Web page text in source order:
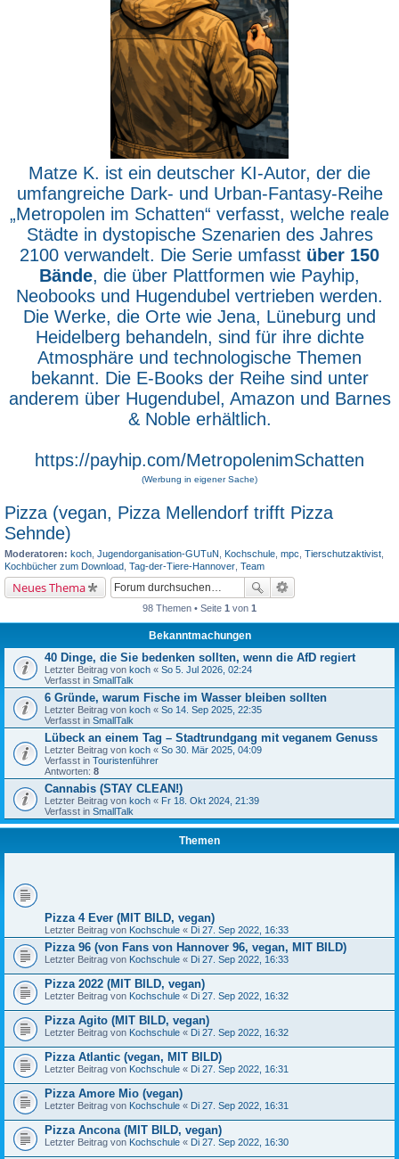
Matze K. ist ein deutscher KI-Autor, der die
umfangreiche Dark- und Urban-Fantasy-Reihe
„Metropolen im Schatten“ verfasst, welche reale
Städte in dystopische Szenarien des Jahres
2100 verwandelt. Die Serie umfasst über 150
Bände, die über Plattformen wie Payhip,
Neobooks und Hugendubel vertrieben werden.
Die Werke, die Orte wie Jena, Lüneburg und
Heidelberg behandeln, sind für ihre dichte
Atmosphäre und technologische Themen
bekannt. Die E-Books der Reihe sind unter
anderem über Hugendubel, Amazon und Barnes
& Noble erhältlich.
https://payhip.com/MetropolenimSchatten
(Werbung in eigener Sache)
Pizza (vegan, Pizza Mellendorf trifft Pizza
Sehnde)
Moderatoren: koch Jugendorganisation-GUTuN Kochschule mpc Tierschutzaktivist
Kochbücher zum Download Tag-der-Tiere-Hannover Team
Neues Thema
98 Themen • Seite 1 von 1
Bekanntmachungen
40 Dinge, die Sie bedenken sollten, wenn die AfD regiert
Letzter Beitrag von koch « So 5. Jul 2026, 02:24
Verfasst in SmallTalk
6 Gründe, warum Fische im Wasser bleiben sollten
Letzter Beitrag von koch « So 14. Sep 2025, 22:35
Verfasst in SmallTalk
Lübeck an einem Tag – Stadtrundgang mit veganem Genuss
Letzter Beitrag von koch « So 30. Mär 2025, 04:09
Verfasst in Touristenführer
Antworten: 8
Cannabis (STAY CLEAN!)
Letzter Beitrag von koch « Fr 18. Okt 2024, 21:39
Verfasst in SmallTalk
Themen
Pizza 4 Ever (MIT BILD, vegan)
Letzter Beitrag von Kochschule « Di 27. Sep 2022, 16:33
Pizza 96 (von Fans von Hannover 96, vegan, MIT BILD)
Letzter Beitrag von Kochschule « Di 27. Sep 2022, 16:33
Pizza 2022 (MIT BILD, vegan)
Letzter Beitrag von Kochschule « Di 27. Sep 2022, 16:32
Pizza Agito (MIT BILD, vegan)
Letzter Beitrag von Kochschule « Di 27. Sep 2022, 16:32
Pizza Atlantic (vegan, MIT BILD)
Letzter Beitrag von Kochschule « Di 27. Sep 2022, 16:31
Pizza Amore Mio (vegan)
Letzter Beitrag von Kochschule « Di 27. Sep 2022, 16:31
Pizza Ancona (MIT BILD, vegan)
Letzter Beitrag von Kochschule « Di 27. Sep 2022, 16:30